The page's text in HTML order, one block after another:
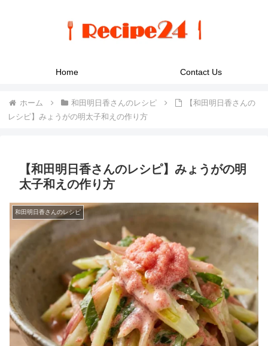
Home Contact Us
ホーム 和田明日香さんのレシピ
【和田明日香さんの
レシピ】みょうがの明太子和えの作り方
【和田明日香さんのレシピ】みょうがの明
太子和えの作り方
和田明日香さんのレシピ